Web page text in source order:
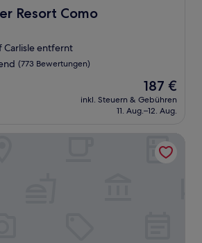
Resort Como
Como
Carlisle entfernt
(773 Bewertungen)
Der
Preis
beträgt
187 €
inkl. Steuern & Gebühren
11. Aug.–12. Aug.